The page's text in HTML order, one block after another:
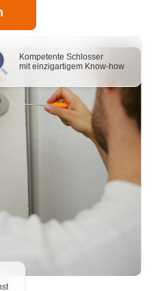
Kompetente Schlosser
mit einzigartigem Know-how